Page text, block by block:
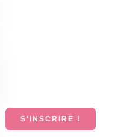
S'INSCRIRE !